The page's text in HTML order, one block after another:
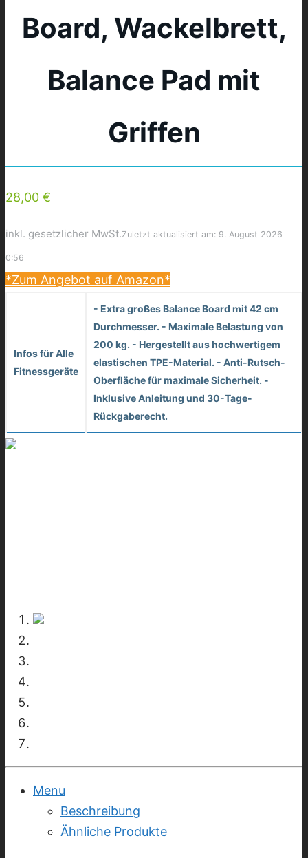
Board, Wackelbrett,
Balance Pad mit
Griffen
28,00 €
inkl. gesetzlicher MwSt.Zuletzt aktualisiert am: 9. August 2026
0:56
*Zum Angebot auf Amazon*
Infos für Alle
Fitnessgeräte
- Extra großes Balance Board mit 42 cm
Durchmesser. - Maximale Belastung von
200 kg. - Hergestellt aus hochwertigem
elastischen TPE-Material. - Anti-Rutsch-
Oberfläche für maximale Sicherheit. -
Inklusive Anleitung und 30-Tage-
Rückgaberecht.
Menu
Beschreibung
Ähnliche Produkte